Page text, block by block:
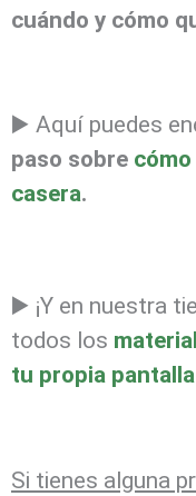
cuándo y cómo
▶️ Aquí puedes
paso sobre
casera.
▶️ ¡Y en nuestra
todos los
tu propia pantalla
Si tienes alguna